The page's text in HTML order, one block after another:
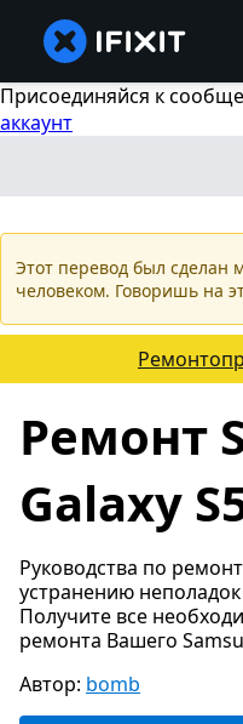
Присоединяйся к
аккаунт
Этот перевод был
человеком. Говоришь на
Ремонт
Galaxy
Руководства по
устранению
Получите все
ремонта Вашего
Автор: bomb